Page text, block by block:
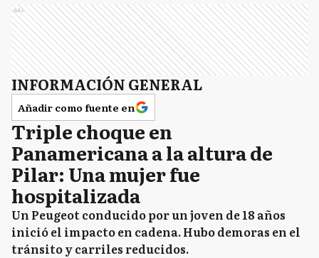
Ads
INFORMACIÓN GENERAL
Añadir como fuente en
Triple choque en
Panamericana a la altura de
Pilar: Una mujer fue
hospitalizada
Un Peugeot conducido por un joven de 18 años
inició el impacto en cadena. Hubo demoras en el
tránsito y carriles reducidos.